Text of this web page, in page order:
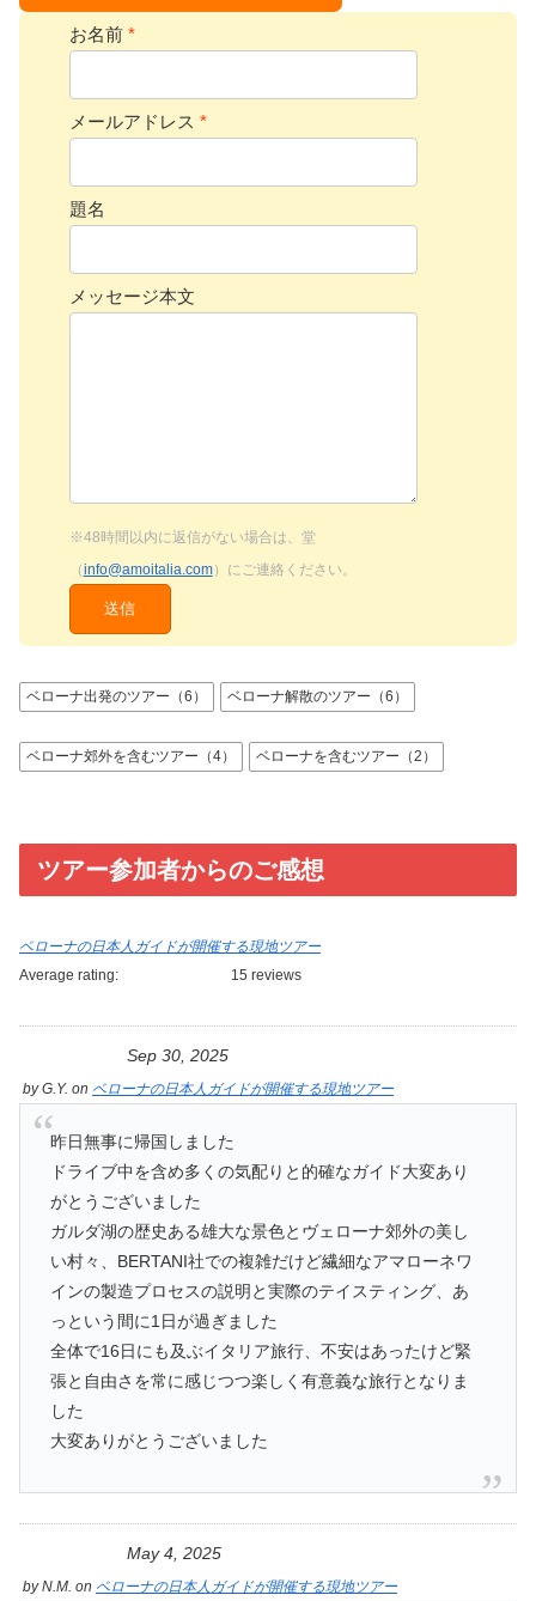
お名前 *
メールアドレス *
題名
メッセージ本文
※48時間以内に返信がない場合は、堂
（info@amoitalia.com）にご連絡ください。
ベローナ出発のツアー（6） ベローナ解散のツアー（6）
ベローナ郊外を含むツアー（4） ベローナを含むツアー（2）
ツアー参加者からのご感想
ベローナの日本人ガイドが開催する現地ツアー
Average rating:
15 reviews
Sep 30, 2025
byG.Y. on ベローナの日本人ガイドが開催する現地ツアー
昨日無事に帰国しました
ドライブ中を含め多くの気配りと的確なガイド大変あり
がとうございました
ガルダ湖の歴史ある雄大な景色とヴェローナ郊外の美し
い村々、BERTANI社での複雑だけど繊細なアマローネワ
インの製造プロセスの説明と実際のテイスティング、あ
っという間に1日が過ぎました
全体で16日にも及ぶイタリア旅行、不安はあったけど緊
張と自由さを常に感じつつ楽しく有意義な旅行となりま
した
大変ありがとうございました
May 4, 2025
byN.M. on ベローナの日本人ガイドが開催する現地ツアー